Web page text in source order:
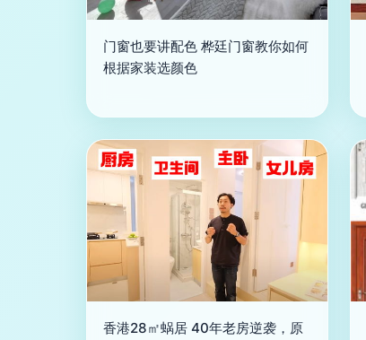
门窗也要讲配色 桦廷门窗教你如何
根据家装选颜色
香港28㎡蜗居 40年老房逆袭，原